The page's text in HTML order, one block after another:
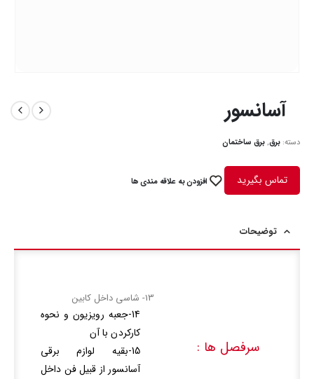
آسانسور
دسته: برق,برق ساختمان
تماس بگیرید افزودن به علاقه مندی ها
توضیحات
سرفصل ها :
13- شاسی داخل کابین
14-جعبه رویزیون و نحوه
کارکردن با آن
15-بقیه لوازم برقی
آسانسور از قبیل فن داخل